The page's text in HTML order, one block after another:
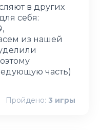
в других
себя:
из нашей
часть)
Пройдено: 3 игры